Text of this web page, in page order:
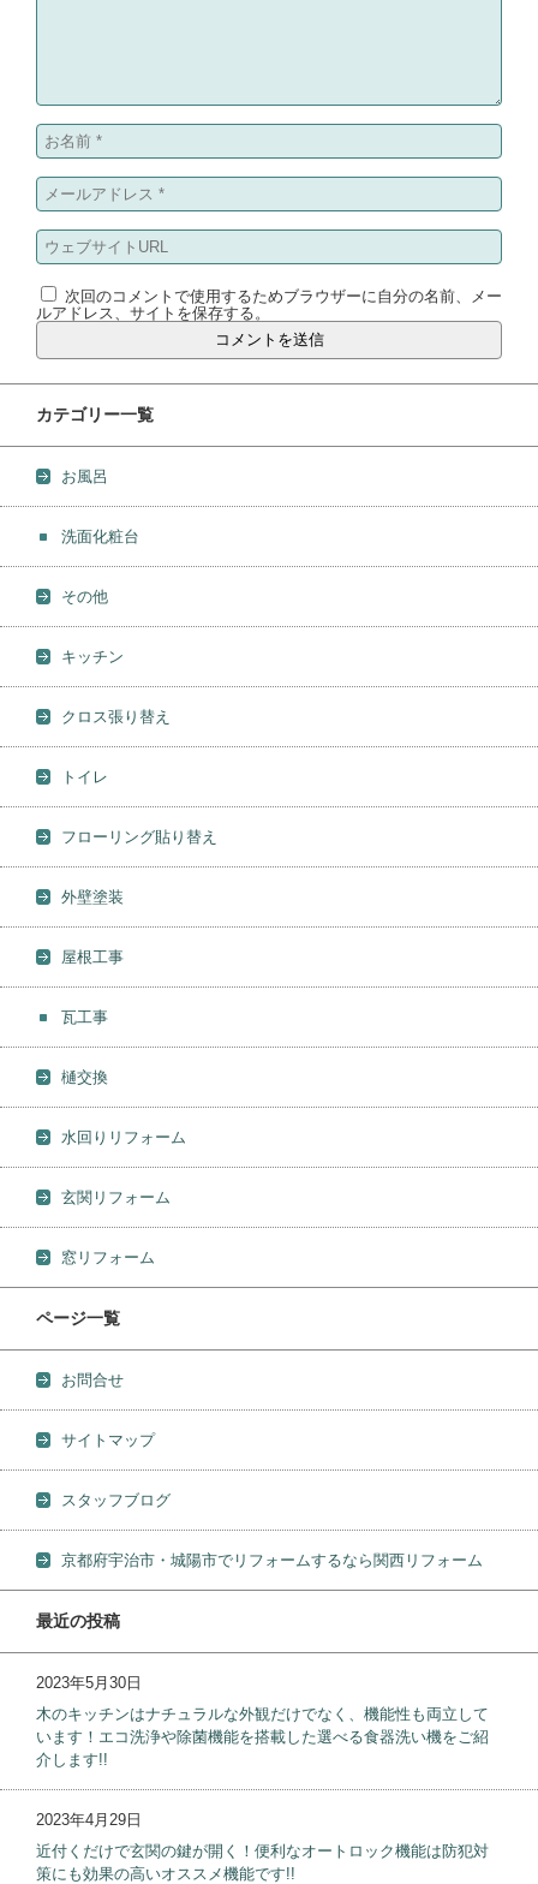
次回のコメントで使用するためブラウザーに自分の名前、メー
ルアドレス、サイトを保存する。
カテゴリー一覧
お風呂
洗面化粧台
その他
キッチン
クロス張り替え
トイレ
フローリング貼り替え
外壁塗装
屋根工事
瓦工事
樋交換
水回りリフォーム
玄関リフォーム
窓リフォーム
ページ一覧
お問合せ
サイトマップ
スタッフブログ
京都府宇治市・城陽市でリフォームするなら関西リフォーム
最近の投稿
2023年5月30日
木のキッチンはナチュラルな外観だけでなく、機能性も両立して
います！エコ洗浄や除菌機能を搭載した選べる食器洗い機をご紹
介します!!
2023年4月29日
近付くだけで玄関の鍵が開く！便利なオートロック機能は防犯対
策にも効果の高いオススメ機能です!!